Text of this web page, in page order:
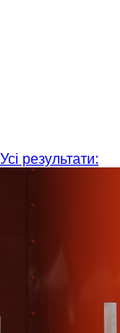
Усі результати: